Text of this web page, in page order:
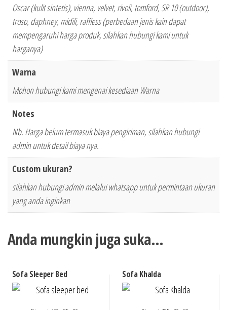
Oscar (kulit sintetis), vienna, velvet, rivoli, tomford, SR 10 (outdoor),
troso, daphney, midili, raffless (perbedaan jenis kain dapat
mempengaruhi harga produk, silahkan hubungi kami untuk
harganya)
Warna
Mohon hubungi kami mengenai kesediaan Warna
Notes
Nb. Harga belum termasuk biaya pengiriman, silahkan hubungi
admin untuk detail biaya nya.
Custom ukuran?
silahkan hubungi admin melalui whatsapp untuk permintaan ukuran
yang anda inginkan
Anda mungkin juga suka…
Sofa Sleeper Bed Sofa Khalda